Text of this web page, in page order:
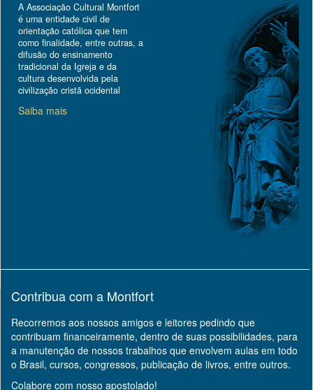
A Associação Cultural Montfort
é uma entidade civil de
orientação católica que tem
como finalidade, entre outras, a
difusão do ensinamento
tradicional da Igreja e da
cultura desenvolvida pela
civilização cristã ocidental
Saiba mais
Contribua com a Montfort
Recorremos aos nossos amigos e leitores pedindo que
contribuam financeiramente, dentro de suas possibilidades, para
a manutenção de nossos trabalhos que envolvem aulas em todo
o Brasil, cursos, congressos, publicação de livros, entre outros.
Colabore com nosso apostolado!